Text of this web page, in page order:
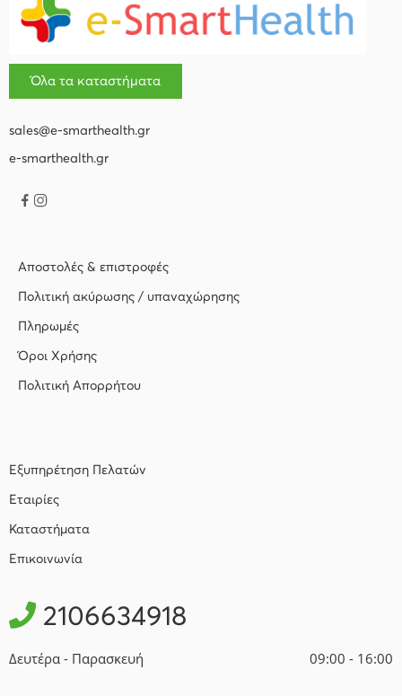
Όλα τα καταστήματα
sales@e-smarthealth.gr
e-smarthealth.gr
Αποστολές & επιστροφές
Πολιτική ακύρωσης / υπαναχώρησης
Πληρωμές
Όροι Χρήσης
Πολιτική Απορρήτου
Εξυπηρέτηση Πελατών
Εταιρίες
Καταστήματα
Επικοινωνία
2106634918
Δευτέρα - Παρασκευή 09:00 - 16:00